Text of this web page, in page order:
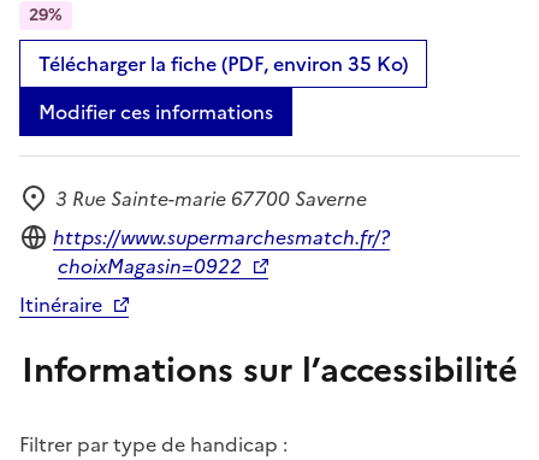
29%
Télécharger la fiche (PDF, environ 35 Ko)
Modifier ces informations
Adresse
3 Rue Sainte-marie 67700 Saverne
Site internet
https://www.supermarchesmatch.fr/?
choixMagasin=0922
Itinéraire
Informations sur l’accessibilité
Filtrer par type de handicap :